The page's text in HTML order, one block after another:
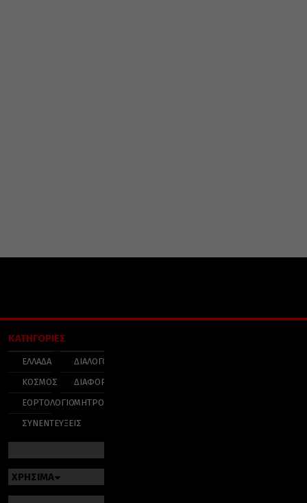
ΚΑΤΗΓΟΡΙΕΣ
ΕΛΛΑΔΑ
ΚΟΣΜΟΣ
ΕΟΡΤΟΛΟΓΙΟ
ΣΥΝΕΝΤΕΥΞΕΙΣ
ΔΙΑΛΟΓΟΣ
ΔΙΑΦΟΡΑ
ΜΗΤΡΟΠΟΛΕΙΣ
ΧΡΗΣΙΜΑ